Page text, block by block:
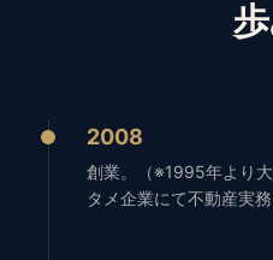
2008
創業。（※1995年より
タメ企業にて不動産実務